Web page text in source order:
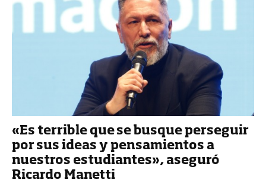
«Es terrible que se busque perseguir
por sus ideas y pensamientos a
nuestros estudiantes», aseguró
Ricardo Manetti